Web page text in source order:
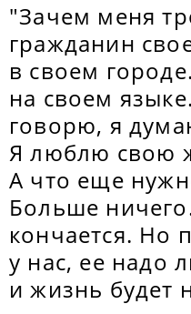
"Зачем меня
гражданин
в своем
на своем
говорю, я
Я люблю свою
А что еще
Больше
кончается. Но
у нас, ее надо
и жизнь будет